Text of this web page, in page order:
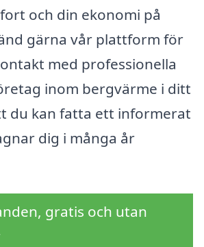
och din ekonomi på
gärna vår plattform för
med professionella
inom bergvärme i ditt
du kan fatta ett informerat
dig i många år
gratis och utan